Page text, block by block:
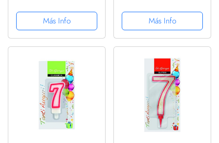
CamisetaMás Info Más Info